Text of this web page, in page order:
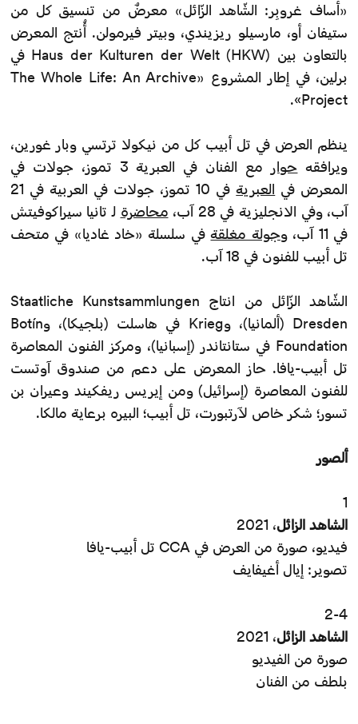
«أساف غروبِر: الشّاهد الزّائل» معرضٌ من تنسيق كل من
ستيفان أو، مارسيلو ريزيندي، وبيتر فيرمولن. أُنتج المعرض
بالتعاون بين Haus der Kulturen der Welt (HKW) في
برلين، في إطار المشروع «The Whole Life: An Archive
Project».
ينظم العرض في تل أبيب كل من نيكولا ترتسي وبار غورين،
ويرافقه حوار
مع الفنان في العبرية 3 تموز، جولات في
المعرض في العبرية
في 10 تموز، جولات في العربية في 21
آب، وفي الانجليزية في 28 آب،
محاضرة لـ تانيا سيراكوفيتش
في 11 آب، و
جولة مغلقةفي سلسلة «خاد غاديا» في متحف
تل أبيب للفنون في 18 آب.
الشّاهد الزّائل من انتاج Staatliche Kunstsammlungen
Dresden (ألمانيا)، وKrieg في هاسلت (بلجيكا)، وBotín
Foundation في ستانتاندر (إسبانيا)، ومركز الفنون المعاصرة
تل أبيب-يافا. حاز المعرض على دعم من صندوق آوتست
للفنون المعاصرة (إسرائيل) ومن إيريس ريفكيند وعيران بن
تسور؛ شكر خاص لآرتبورت، تل أبيب؛ البيره برعاية مالكا.
ألصور
1
الشاهد الزائل، 2021
فيديو، صورة من العرض في CCA تل أبيب-يافا
تصوير: إيال أغيفايف
2-4
الشاهد الزائل، 2021
صورة من الفيديو
بلطف من الفنان